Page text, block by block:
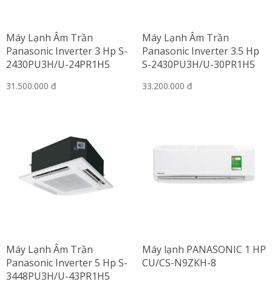
Máy Lạnh Âm Trần
Panasonic Inverter 3 Hp S-
2430PU3H/U-24PR1H5
31.500.000 đ
Máy Lạnh Âm Trần
Panasonic Inverter 3.5 Hp
S-2430PU3H/U-30PR1H5
33.200.000 đ
Máy Lạnh Âm Trần
Panasonic Inverter 5 Hp S-
3448PU3H/U-43PR1H5
Máy lạnh PANASONIC 1 HP
CU/CS-N9ZKH-8